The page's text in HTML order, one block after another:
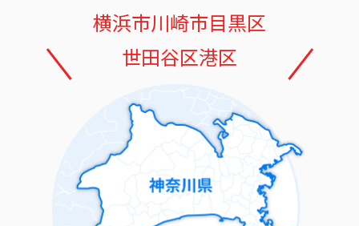
横浜市川崎市目黒区
世田谷区港区